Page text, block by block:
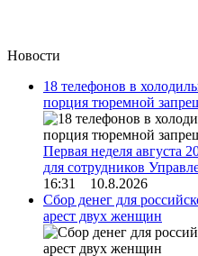
Новости
18 телефонов в
порция тюремной
Первая неделя августа
для сотрудников
16:31 10.8.2026
Сбор денег для
арест двух женщин